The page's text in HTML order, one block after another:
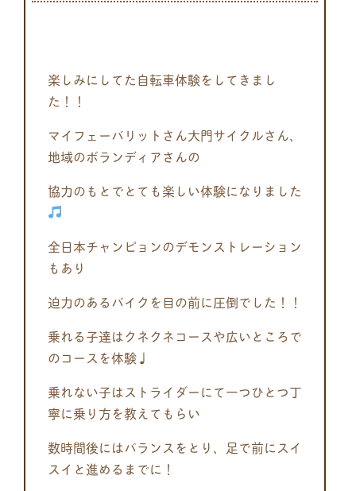
楽しみにしてた自転車体験をしてきまし
た！！
マイフェーバリットさん大門サイクルさん、
地域のボランディアさんの
協力のもとでとても楽しい体験になりました
全日本チャンピョンのデモンストレーション
もあり
迫力のあるバイクを目の前に圧倒でした！！
乗れる子達はクネクネコースや広いところで
のコースを体験♩
乗れない子はストライダーにて一つひとつ丁
寧に乗り方を教えてもらい
数時間後にはバランスをとり、足で前にスイ
スイと進めるまでに！